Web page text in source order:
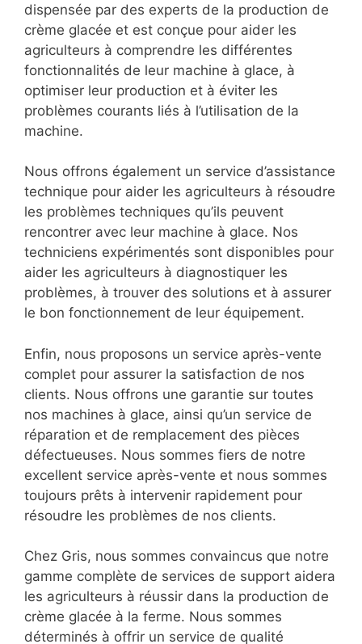
dispensée par des experts de la production de
crème glacée et est conçue pour aider les
agriculteurs à comprendre les différentes
fonctionnalités de leur machine à glace, à
optimiser leur production et à éviter les
problèmes courants liés à l’utilisation de la
machine.
Nous offrons également un service d’assistance
technique pour aider les agriculteurs à résoudre
les problèmes techniques qu’ils peuvent
rencontrer avec leur machine à glace. Nos
techniciens expérimentés sont disponibles pour
aider les agriculteurs à diagnostiquer les
problèmes, à trouver des solutions et à assurer
le bon fonctionnement de leur équipement.
Enfin, nous proposons un service après-vente
complet pour assurer la satisfaction de nos
clients. Nous offrons une garantie sur toutes
nos machines à glace, ainsi qu’un service de
réparation et de remplacement des pièces
défectueuses. Nous sommes fiers de notre
excellent service après-vente et nous sommes
toujours prêts à intervenir rapidement pour
résoudre les problèmes de nos clients.
Chez Gris, nous sommes convaincus que notre
gamme complète de services de support aidera
les agriculteurs à réussir dans la production de
crème glacée à la ferme. Nous sommes
déterminés à offrir un service de qualité